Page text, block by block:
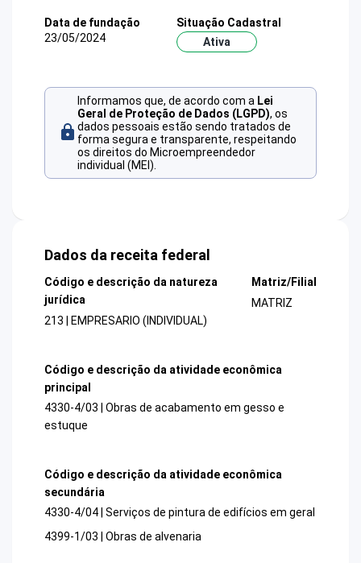
Data de fundação
23/05/2024
Situação Cadastral
Ativa
Informamos que, de acordo com a Lei
Geral de Proteção de Dados (LGPD), os
dados pessoais estão sendo tratados de
forma segura e transparente, respeitando
os direitos do Microempreendedor
individual (MEI).
Dados da receita federal
Código e descrição da natureza
jurídica
213 | EMPRESARIO (INDIVIDUAL)
Matriz/Filial
MATRIZ
Código e descrição da atividade econômica
principal
4330-4/03 | Obras de acabamento em gesso e
estuque
Código e descrição da atividade econômica
secundária
4330-4/04 | Serviços de pintura de edifícios em geral
4399-1/03 | Obras de alvenaria